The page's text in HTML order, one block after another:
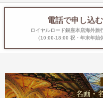
電話で申し込む
ロイヤルロード銀座本店海外旅
（10:00-18:00 祝・年末年始